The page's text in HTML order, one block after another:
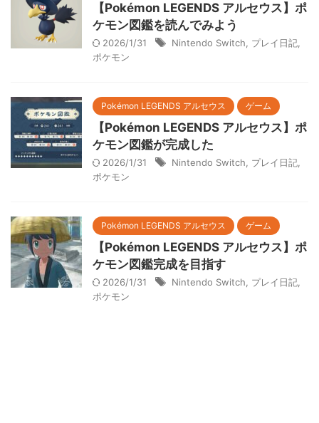
【Pokémon LEGENDS アルセウス】ポ
ケモン図鑑を読んでみよう
2026/1/31 Nintendo Switch プレイ日記
ポケモン
Pokémon LEGENDS アルセウス ゲーム
【Pokémon LEGENDS アルセウス】ポ
ケモン図鑑が完成した
2026/1/31 Nintendo Switch プレイ日記
ポケモン
Pokémon LEGENDS アルセウス ゲーム
【Pokémon LEGENDS アルセウス】ポ
ケモン図鑑完成を目指す
2026/1/31 Nintendo Switch プレイ日記
ポケモン